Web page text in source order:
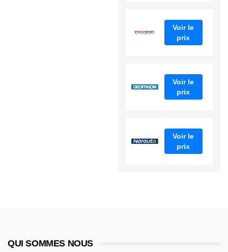
Voir le
prix
Voir le
prix
Voir le
prix
QUI SOMMES NOUS